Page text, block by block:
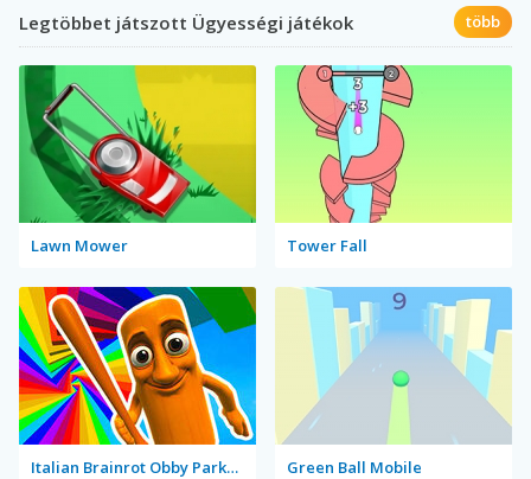
Legtöbbet játszott Ügyességi játékok több
Lawn Mower Tower Fall
Italian Brainrot Obby Parkour Green Ball Mobile